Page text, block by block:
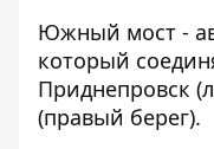
Южный мост -
который
Приднепровск
(правый берег).